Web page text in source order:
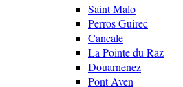
Saint Malo
Perros Guirec
Cancale
La Pointe du Raz
Douarnenez
Pont Aven